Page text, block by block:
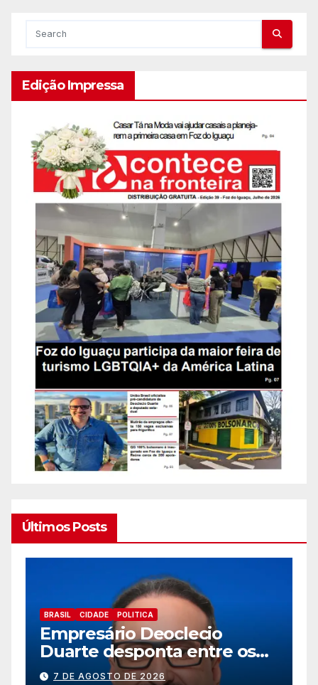
Edição Impressa
Últimos Posts
BRASIL CIDADE EDUCAÇÃ0 TRABALHO
Prefeitura de Foz abre novo
processo seletivo para
estagiários
7 DE AGOSTO DE 2026